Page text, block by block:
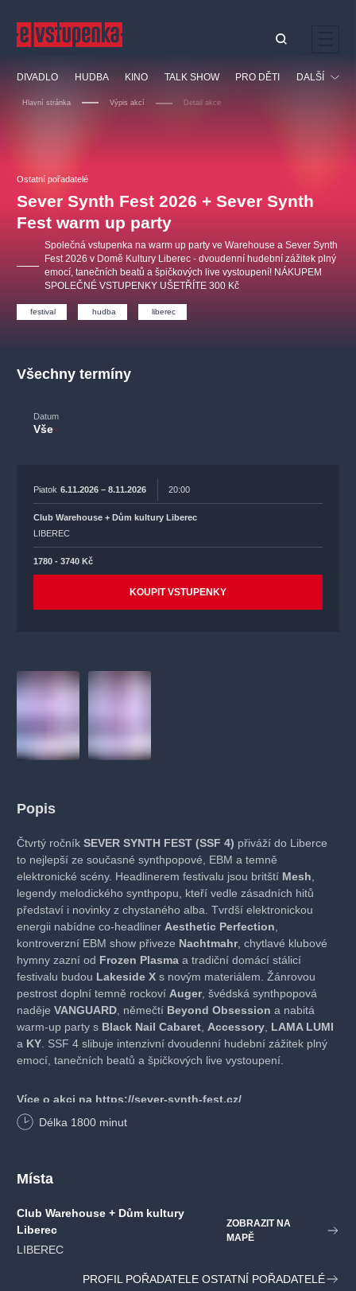
DIVADLO HUDBA KINO TALK SHOW PRO DĚTI DALŠÍ
Vzdělávací
Hlavní stránka Výpis akcí Detail akce
Ostatní pořadatelé
Sever Synth Fest 2026 + Sever Synth
Fest warm up party
Společná vstupenka na warm up party ve Warehouse a Sever Synth
Fest 2026 v Domě Kultury Liberec - dvoudenní hudební zážitek plný
emocí, tanečních beatů a špičkových live vystoupení! NÁKUPEM
SPOLEČNÉ VSTUPENKY UŠETŘÍTE 300 Kč
festival hudba liberec
Všechny termíny
Datum
Vše
Piatok 6.11.2026 – 8.11.2026 20:00
Club Warehouse + Dům kultury Liberec
LIBEREC
1780 - 3740 Kč
KOUPIT VSTUPENKY
Popis
Čtvrtý ročník SEVER SYNTH FEST (SSF 4) přiváží do Liberce
to nejlepší ze současné synthpopové, EBM a temně
elektronické scény. Headlinerem festivalu jsou britští Mesh,
legendy melodického synthpopu, kteří vedle zásadních hitů
představí i novinky z chystaného alba. Tvrdší elektronickou
energii nabídne co-headliner Aesthetic Perfection,
kontroverzní EBM show přiveze Nachtmahr, chytlavé klubové
hymny zazní od Frozen Plasma a tradiční domácí stálicí
festivalu budou Lakeside X s novým materiálem. Žánrovou
pestrost doplní temně rockoví Auger, švédská synthpopová
naděje VANGUARD, němečtí Beyond Obsession a nabitá
warm-up party s Black Nail Cabaret, Accessory, LAMA LUMI
a KY. SSF 4 slibuje intenzivní dvoudenní hudební zážitek plný
emocí, tanečních beatů a špičkových live vystoupení.
Více o akci na https://sever-synth-fest.cz/
Délka 1800 minut
Místa
Club Warehouse + Dům kultury
Liberec
LIBEREC
ZOBRAZIT NA
MAPĚ
PROFIL POŘADATELE OSTATNÍ POŘADATELÉ
Nejnavštěvovanější
doporučujeme